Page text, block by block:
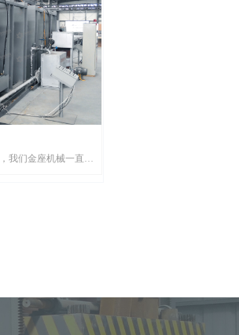
线
年来，我们金座机
定制设备的研发生
超大压力自动热压系
我们金座机械一直致